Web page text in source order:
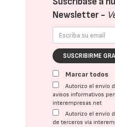
Newsletter -
SUSCRIBIRME
Marcar todos
Autorizo el envío
avisos informativos
interempresas.net
Autorizo el envío
de terceros vía